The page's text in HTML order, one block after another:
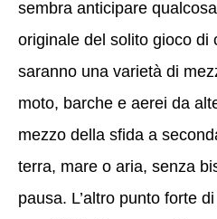
sembra anticipare
originale del solito gioco di
saranno una varietà di
moto, barche e aerei da
mezzo della sfida a
terra, mare o aria, senza
pausa. L’altro punto forte